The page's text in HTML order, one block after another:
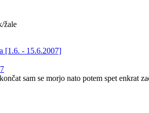
žale
[1.6. - 15.6.2007]
sam se morjo nato potem spet enkrat